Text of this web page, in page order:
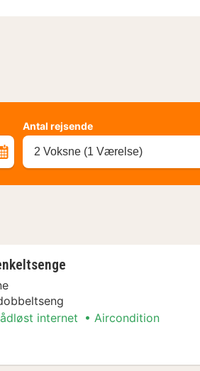
Antal rejsende
2 Voksne (1 Værelse)
internet Aircondition